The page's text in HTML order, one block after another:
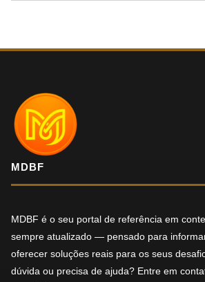
MDBF
MDBF é o seu portal de referência em
sempre atualizado — pensado para
oferecer soluções reais para os seus
dúvida ou precisa de ajuda? Entre em